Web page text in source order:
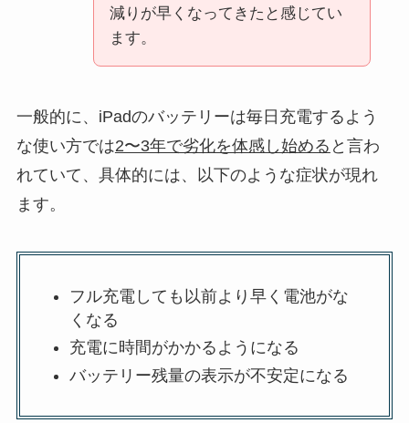
減りが早くなってきたと感じてい
ます。
一般的に、iPadのバッテリーは毎日充電するよう
な使い方では2〜3年で劣化を体感し始める と言わ
れていて、具体的には、以下のような症状が現れ
ます。
フル充電しても以前より早く電池がな
くなる
充電に時間がかかるようになる
バッテリー残量の表示が不安定になる